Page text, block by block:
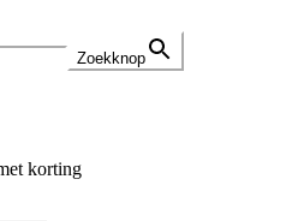
Zoekknop
korting